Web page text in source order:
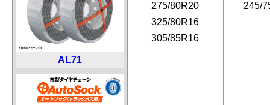
AL71
275/80R20
325/80R16
305/85R16
245/